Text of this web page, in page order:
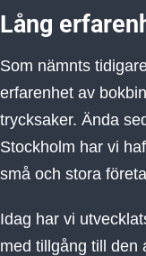
Lång
Som nämnts
erfarenhet av
trycksaker. Ända
Stockholm har vi
små och stora
Idag har vi
med tillgång till den